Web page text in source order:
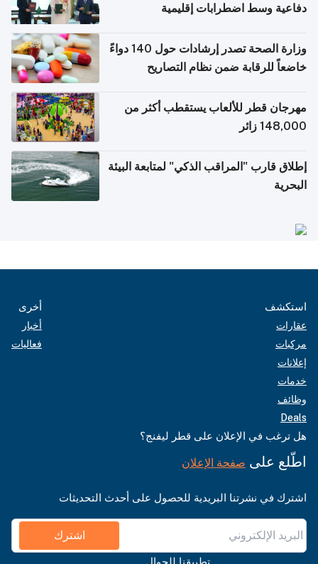
دفاعية وسط اضطرابات إقليمية
وزارة الصحة تصدر إرشادات حول 140 دواءً
خاضعاً للرقابة ضمن نظام التصاريح
مهرجان قطر للألعاب يستقطب أكثر من
148,000 زائر
إطلاق قارب "المراقب الذكي" لمتابعة البيئة
البحرية
استكشف
عقارات
مركبات
إعلانات
خدمات
وظائف
Deals
أخرى
أخبار
فعاليات
هل ترغب في الإعلان على قطر ليفنج؟
اطّلع على صفحة الإعلان
اشترك في نشرتنا البريدية للحصول على أحدث التحديثات
اشترك
تطبيقنا للجوال